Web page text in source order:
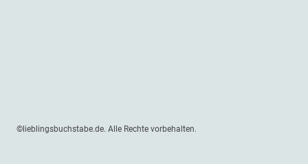
©lieblingsbuchstabe.de. Alle Rechte vorbehalten.